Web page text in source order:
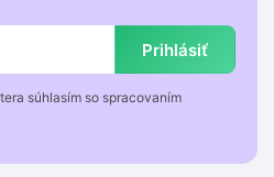
Prihlásiť
súhlasím so spracovaním